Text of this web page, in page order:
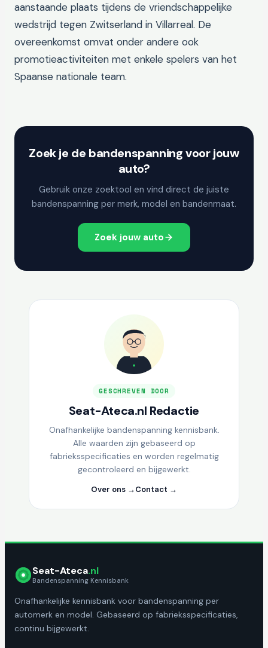
aanstaande plaats tijdens de vriendschappelijke
wedstrijd tegen Zwitserland in Villarreal. De
overeenkomst omvat onder andere ook
promotieactiviteiten met enkele spelers van het
Spaanse nationale team.
Zoek je de bandenspanning voor jouw
auto?
Gebruik onze zoektool en vind direct de juiste
bandenspanning per merk, model en bandenmaat.
Zoek jouw auto
GESCHREVEN DOOR
Seat-Ateca.nl Redactie
Onafhankelijke bandenspanning kennisbank.
Alle waarden zijn gebaseerd op
fabrieksspecificaties en worden regelmatig
gecontroleerd en bijgewerkt.
Over ons →Contact →
Seat-Ateca.nl
Bandenspanning Kennisbank
Onafhankelijke kennisbank voor bandenspanning per
automerk en model. Gebaseerd op fabrieksspecificaties,
continu bijgewerkt.